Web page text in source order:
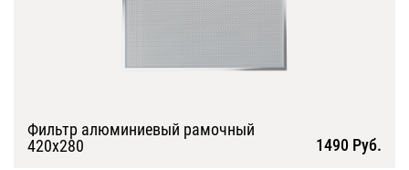
Фильтр алюминиевый рамочный
420х280
1490 Руб.